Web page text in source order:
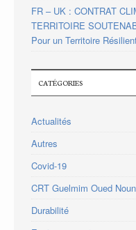
FR – UK : CONTRAT
TERRITOIRE
Pour un Territoire
CATÉGORIES
Actualités
Autres
Covid-19
CRT Guelmim Oued Noun
Durabilité